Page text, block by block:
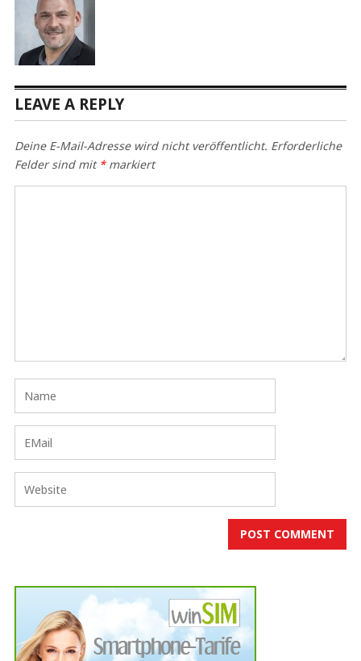
LEAVE A REPLY
Deine E-Mail-Adresse wird nicht veröffentlicht. Erforderliche
Felder sind mit *markiert